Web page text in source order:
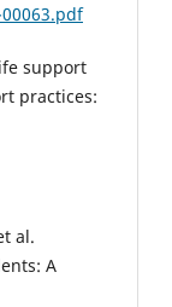
support
practices:
al.
A